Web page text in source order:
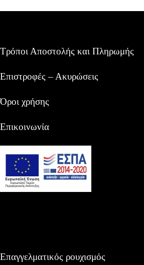
Τρόποι Αποστολής και Πληρωμής
Επιστροφές – Ακυρώσεις
Όροι χρήσης
Επικοινωνία
Επαγγελματικός ρουχισμός